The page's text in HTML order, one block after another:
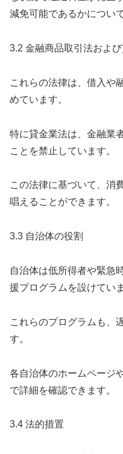
減免可能であるかについ
3.2 金融商品取引法およ
これらの法律は、借入や
めています。
特に貸金業法は、金融業
ことを禁止しています。
この法律に基づいて、消
唱えることができます。
3.3 自治体の役割
自治体は低所得者や緊急
援プログラムを設けていま
これらのプログラムも、
す。
各自治体のホームページ
で詳細を確認できます。
3.4 法的措置